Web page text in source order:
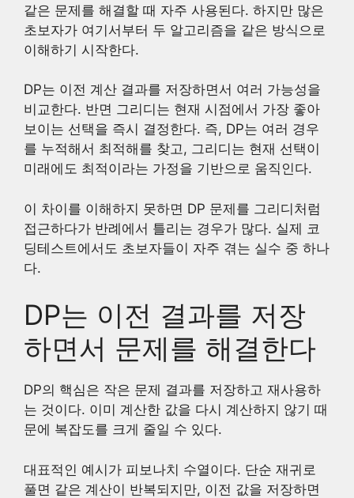
같은 문제를 해결할 때 자주 사용된다. 하지만 많은
초보자가 여기서부터 두 알고리즘을 같은 방식으로
이해하기 시작한다.
DP는 이전 계산 결과를 저장하면서 여러 가능성을
비교한다. 반면 그리디는 현재 시점에서 가장 좋아
보이는 선택을 즉시 결정한다. 즉, DP는 여러 경우
를 누적해서 최적해를 찾고, 그리디는 현재 선택이
미래에도 최적이라는 가정을 기반으로 움직인다.
이 차이를 이해하지 못하면 DP 문제를 그리디처럼
접근하다가 반례에서 틀리는 경우가 많다. 실제 코
딩테스트에서도 초보자들이 자주 겪는 실수 중 하나
다.
DP는 이전 결과를 저장
하면서 문제를 해결한다
DP의 핵심은 작은 문제 결과를 저장하고 재사용하
는 것이다. 이미 계산한 값을 다시 계산하지 않기 때
문에 복잡도를 크게 줄일 수 있다.
대표적인 예시가 피보나치 수열이다. 단순 재귀로
풀면 같은 계산이 반복되지만, 이전 값을 저장하면